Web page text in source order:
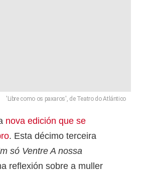
'Libre como os paxaros', de Teatro do Atlántico
nova edición que se
. Esta décimo terceira
só Ventre A nossa
reflexión sobre a muller